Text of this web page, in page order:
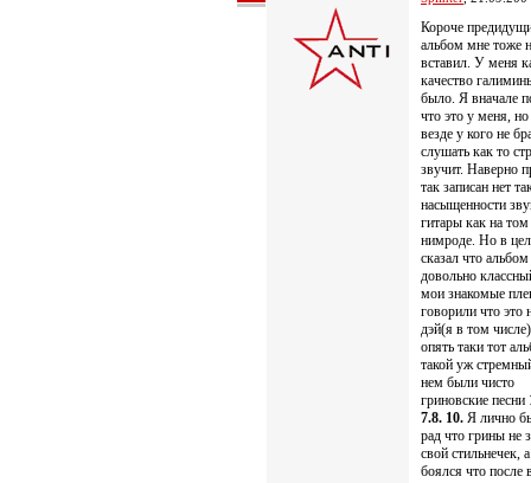
Короче
альбом мне тоже
вставил. У меня
качество
было. Я вначале
что это у меня, но
везде у кого не
слушать как то
звучит. Наверно
так записан нет
насыщенности
гитары как на
нимроде. Но в
сказал что альбом
довольно
мои знакомые
говорили что это
дэй(я в том
опять таки тот
такой уж
нем были чисто
гриновские песни
7.8. 10. Я лично
рад что грины не
свой стильнечек,
боялся что после